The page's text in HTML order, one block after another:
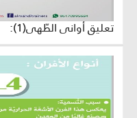
تعليق أواني الطّهي(1):